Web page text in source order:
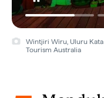
Wintjiri Wiru, Uluru
Tourism Australia